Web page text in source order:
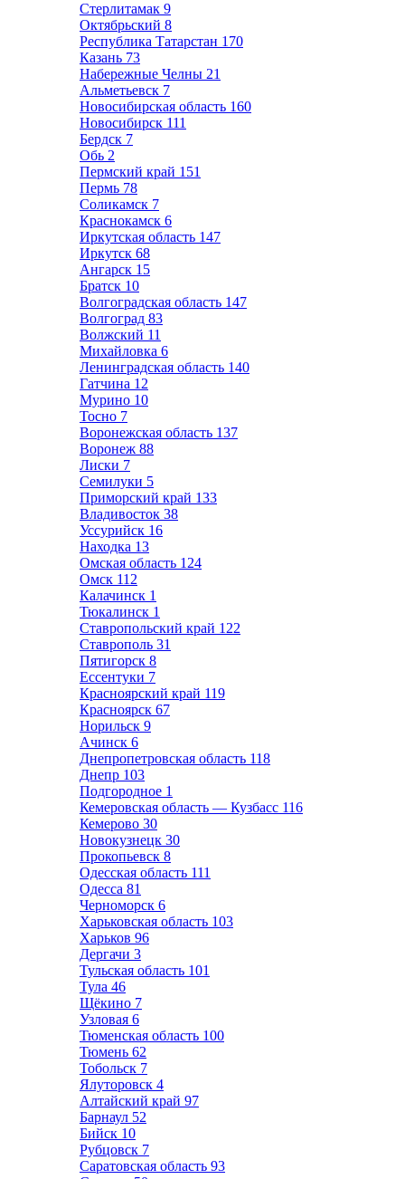
Стерлитамак 9
Октябрьский 8
Республика Татарстан 170
Казань 73
Набережные Челны 21
Альметьевск 7
Новосибирская область 160
Новосибирск 111
Бердск 7
Обь 2
Пермский край 151
Пермь 78
Соликамск 7
Краснокамск 6
Иркутская область 147
Иркутск 68
Ангарск 15
Братск 10
Волгоградская область 147
Волгоград 83
Волжский 11
Михайловка 6
Ленинградская область 140
Гатчина 12
Мурино 10
Тосно 7
Воронежская область 137
Воронеж 88
Лиски 7
Семилуки 5
Приморский край 133
Владивосток 38
Уссурийск 16
Находка 13
Омская область 124
Омск 112
Калачинск 1
Тюкалинск 1
Ставропольский край 122
Ставрополь 31
Пятигорск 8
Ессентуки 7
Красноярский край 119
Красноярск 67
Норильск 9
Ачинск 6
Днепропетровская область 118
Днепр 103
Подгородное 1
Кемеровская область — Кузбасс 116
Кемерово 30
Новокузнецк 30
Прокопьевск 8
Одесская область 111
Одесса 81
Черноморск 6
Харьковская область 103
Харьков 96
Дергачи 3
Тульская область 101
Тула 46
Щёкино 7
Узловая 6
Тюменская область 100
Тюмень 62
Тобольск 7
Ялуторовск 4
Алтайский край 97
Барнаул 52
Бийск 10
Рубцовск 7
Саратовская область 93